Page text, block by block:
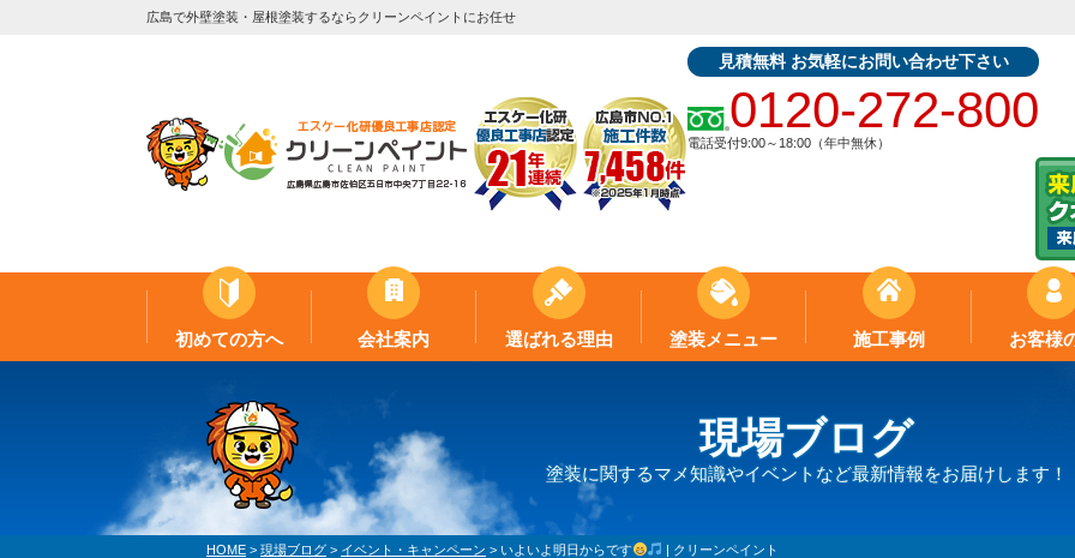
広島で外壁塗装・屋根塗装するならクリーンペイントにお任せ
見積無料 お気軽にお問い合わせ下さい
0120-272-800
電話受付9:00～18:00（年中無休）
初めての方へ 会社案内 選ばれる理由 塗装メニュー 施工事例 お客様
現場ブログ
塗装に関するマメ知識やイベントなど最新情報をお届けします！
HOME > 現場ブログ > イベント・キャンペーン > いよいよ明日からです | クリーンペイント